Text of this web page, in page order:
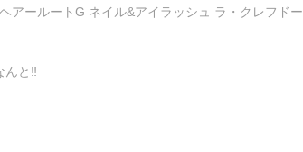
アールートG ネイル&アイラッシュ ラ・クレフドー
んと‼︎